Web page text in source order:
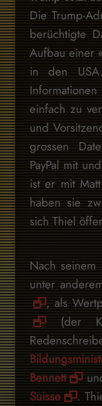
Die Trump-
berüchtigte
Aufbau einer
in den
einfach zu
und
grossen
PayPal mit
ist er mit
haben sie
sich Thiel
Nach seinem
unter
, als
(der
Bennett
Suisse
.